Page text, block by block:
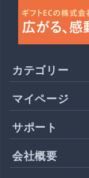
カテゴリー
マイページ
サポート
会社概要